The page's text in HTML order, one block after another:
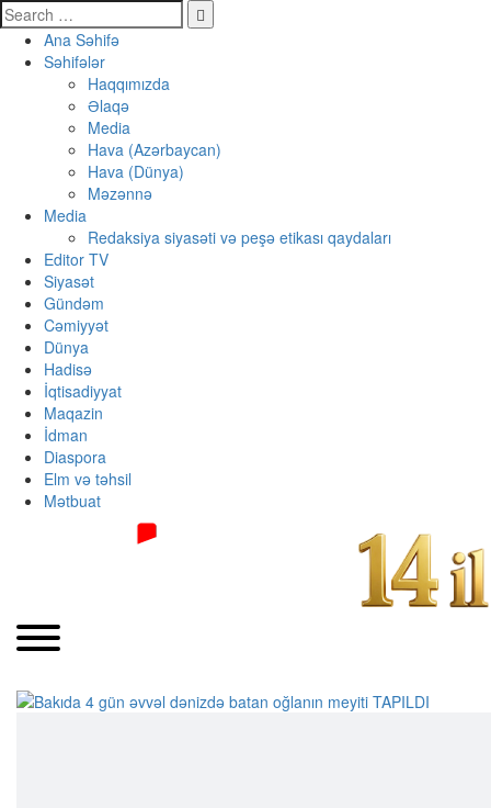
Ana Səhifə
Səhifələr
Haqqımızda
Əlaqə
Media
Hava (Azərbaycan)
Hava (Dünya)
Məzənnə
Media
Redaksiya siyasəti və peşə etikası qaydaları
Editor TV
Siyasət
Gündəm
Cəmiyyət
Dünya
Hadisə
İqtisadiyyat
Maqazin
İdman
Diaspora
Elm və təhsil
Mətbuat